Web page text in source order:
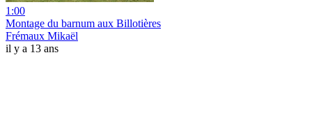
1:00
Montage du barnum aux Billotières
Frémaux Mikaël
il y a 13 ans